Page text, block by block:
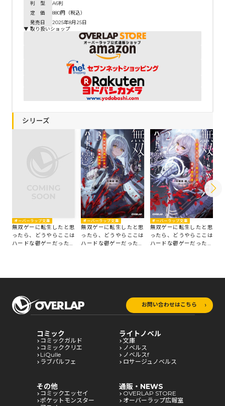
判 型
A6判
定 価
880円（税込）
発売日
2025年8月25日
▼ 取り扱いショップ
シリーズ
オーバーラップ文庫
無双ゲーに転生したと思
ったら、どうやらここは
ハードな鬱ゲーだったら
オーバーラップ文庫
無双ゲーに転生したと思
ったら、どうやらここは
ハードな鬱ゲーだったら
オーバーラップ文庫
無双ゲーに転生したと思
ったら、どうやらここは
ハードな鬱ゲーだったら
お問い合わせはこちら
コミック
コミックガルド
コミッククリエ
LiQulle
ラブパルフェ
ライトノベル
文庫
ノベルス
ノベルスf
ロサージュノベルス
その他
コミックエッセイ
ポケットモンスター
通販・NEWS
OVERLAP STORE
オーバーラップ広報室